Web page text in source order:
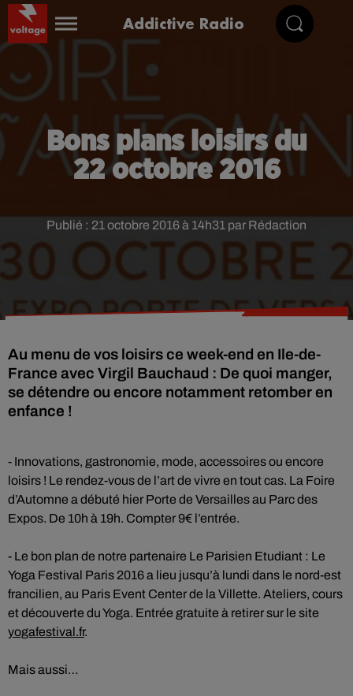
Addictive Radio
Bons plans loisirs du
22 octobre 2016
Publié : 21 octobre 2016 à 14h31 par Rédaction
Au menu de vos loisirs ce week-end en Ile-de-
France avec Virgil Bauchaud : De quoi manger,
se détendre ou encore notamment retomber en
enfance !
- Innovations, gastronomie, mode, accessoires ou encore
loisirs ! Le rendez-vous de l’art de vivre en tout cas. La Foire
d’Automne a débuté hier Porte de Versailles au Parc des
Expos. De 10h à 19h. Compter 9€ l’entrée.
- Le bon plan de notre partenaire Le Parisien Etudiant : Le
Yoga Festival Paris 2016 a lieu jusqu’à lundi dans le nord-est
francilien, au Paris Event Center de la Villette. Ateliers, cours
et découverte du Yoga. Entrée gratuite à retirer sur le site
yogafestival.fr.
Mais aussi…